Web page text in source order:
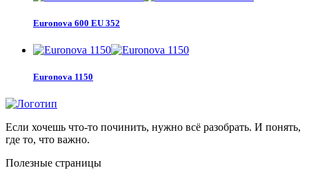
Euronova 600 EU 352
Euronova 1150
Если хочешь что-то починить, нужно всё разобрать. И понять,
где то, что важно.
Полезные страницы